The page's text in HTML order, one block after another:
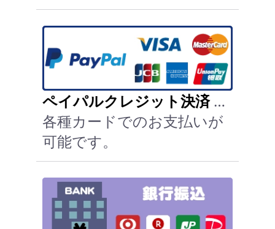
ペイパルクレジット決済…
各種カードでのお支払いが
可能です。